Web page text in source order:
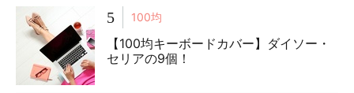
5 100均
【100均キーボードカバー】ダイソー・
セリアの9個！